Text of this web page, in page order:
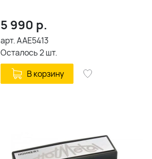
5 990 р.
арт.AAE5413
Осталось2шт.
В корзину